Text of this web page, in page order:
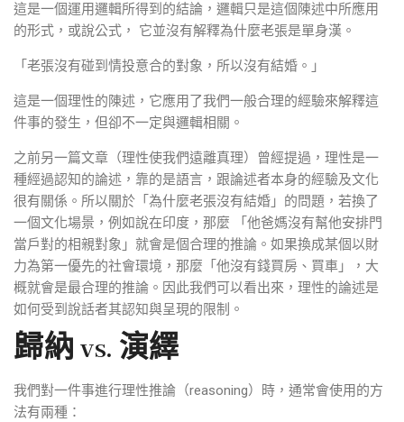
這是一個運用邏輯所得到的結論，邏輯只是這個陳述中所應用
的形式，或說公式， 它並沒有解釋為什麼老張是單身漢。
「老張沒有碰到情投意合的對象，所以沒有結婚。」
這是一個理性的陳述，它應用了我們一般合理的經驗來解釋這
件事的發生，但卻不一定與邏輯相關。
之前另一篇文章（理性使我們遠離真理）曾經提過，理性是一
種經過認知的論述，靠的是語言，跟論述者本身的經驗及文化
很有關係。所以關於「為什麼老張沒有結婚」的問題，若換了
一個文化場景，例如說在印度，那麼 「他爸媽沒有幫他安排門
當戶對的相親對象」就會是個合理的推論。如果換成某個以財
力為第一優先的社會環境，那麼「他沒有錢買房、買車」，大
概就會是最合理的推論。因此我們可以看出來，理性的論述是
如何受到說話者其認知與呈現的限制。
歸納 vs. 演繹
我們對一件事進行理性推論（reasoning）時，通常會使用的方
法有兩種：